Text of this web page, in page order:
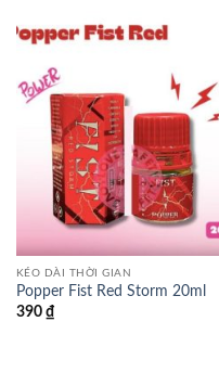
KÉO DÀI THỜI GIAN
Popper Fist Red Storm 20ml
390 ₫